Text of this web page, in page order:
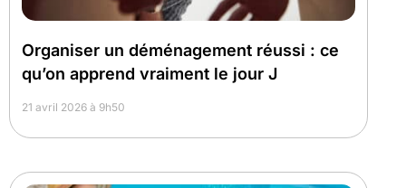
Organiser un déménagement réussi : ce
qu’on apprend vraiment le jour J
21 avril 2026 à 9h50